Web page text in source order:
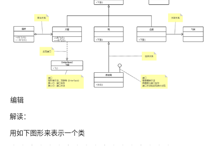
编辑
解读：
用如下图形来表示一个类